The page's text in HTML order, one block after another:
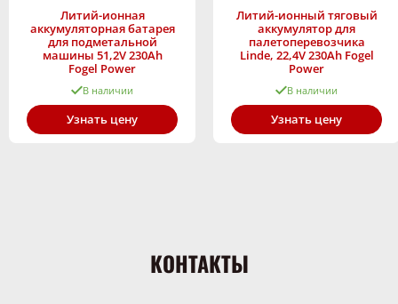
Литий-ионная
аккумуляторная батарея
для подметальной
машины 51,2V 230Ah
Fogel Power
В наличии
Узнать цену
Литий-ионный тяговый
аккумулятор для
палетоперевозчика
Linde, 22,4V 230Ah Fogel
Power
В наличии
Узнать цену
КОНТАКТЫ